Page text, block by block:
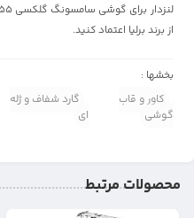
از برند برلیا اعتماد کنید.
بخشها :
کاور و قاب
گوشی
گارد شفاف و ژله
ای
محصولات مرتبط